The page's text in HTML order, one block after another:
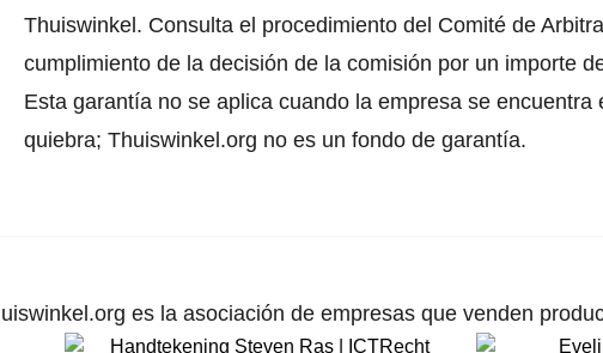
Thuiswinkel. Consulta el procedimiento del Comité de
cumplimiento de la decisión de la comisión por un importe
Esta garantía no se aplica cuando la empresa se
quiebra; Thuiswinkel.org no es un fondo de garantía.
es la asociación de empresas que venden